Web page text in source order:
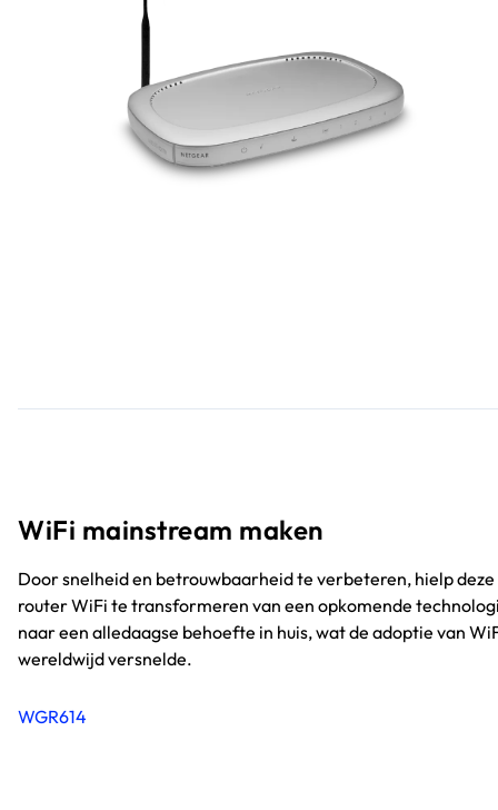
WiFi mainstream maken
Door snelheid en betrouwbaarheid te verbeteren, hielp deze
router WiFi te transformeren van een opkomende
naar een alledaagse behoefte in huis, wat de adoptie van
wereldwijd versnelde.
WGR614